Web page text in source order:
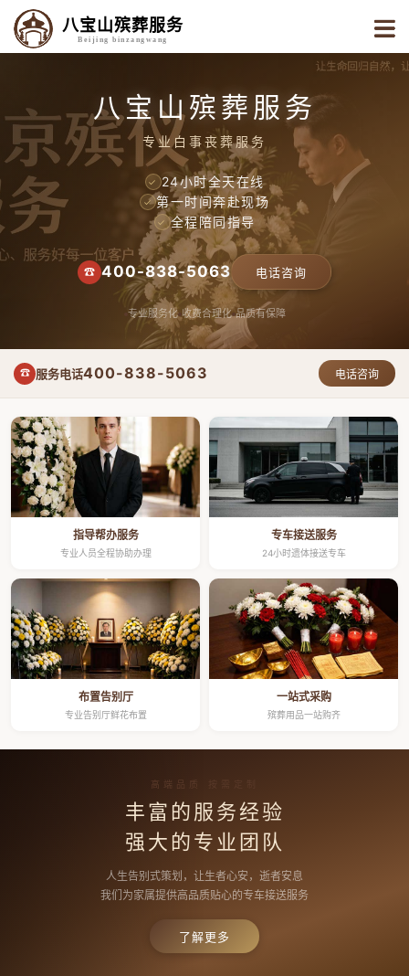
八宝山殡葬服务
Beijing binzangwang
八宝山殡葬服务
专业白事丧葬服务
✓ 24小时全天在线
✓ 第一时间奔赴现场
✓ 全程陪同指导
☎ 400-838-5063 电话咨询
专业服务化 收费合理化 品质有保障
☎ 服务电话400-838-5063 电话咨询
指导帮办服务
专业人员全程协助办理
专车接送服务
24小时遗体接送专车
布置告别厅
专业告别厅鲜花布置
一站式采购
殡葬用品一站购齐
高端品质 按需定制
丰富的服务经验
强大的专业团队
人生告别式策划，让生者心安，逝者安息
我们为家属提供高品质贴心的专车接送服务
了解更多